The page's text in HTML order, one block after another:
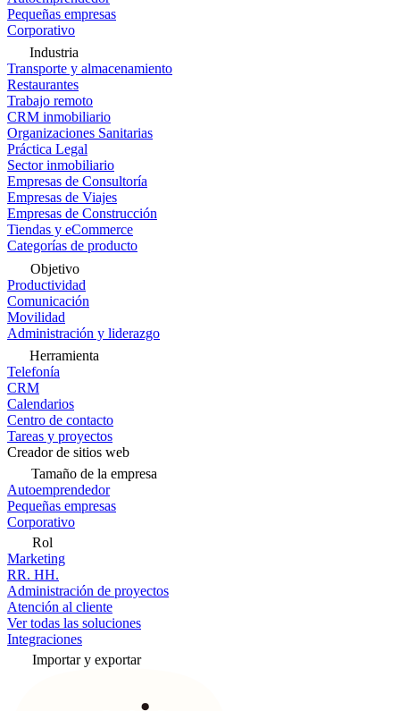
Pequeñas empresas
Corporativo
Industria
Transporte y almacenamiento
Restaurantes
Trabajo remoto
CRM inmobiliario
Organizaciones Sanitarias
Práctica Legal
Sector inmobiliario
Empresas de Consultoría
Empresas de Viajes
Empresas de Construcción
Tiendas y eCommerce
Categorías de producto
Objetivo
Productividad
Comunicación
Movilidad
Administración y liderazgo
Herramienta
Telefonía
CRM
Calendarios
Centro de contacto
Tareas y proyectos
Creador de sitios web
Tamaño de la empresa
Autoemprendedor
Pequeñas empresas
Corporativo
Rol
Marketing
RR. HH.
Administración de proyectos
Atención al cliente
Ver todas las soluciones
Integraciones
Importar y exportar